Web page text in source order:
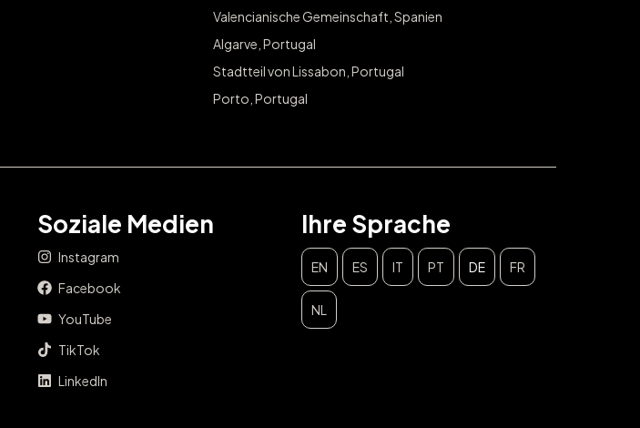
Valencianische Gemeinschaft, Spanien
Algarve, Portugal
Stadtteil von Lissabon, Portugal
Porto, Portugal
Soziale Medien
Instagram
Facebook
YouTube
TikTok
LinkedIn
Ihre Sprache
EN ES IT PT DE FR
NL